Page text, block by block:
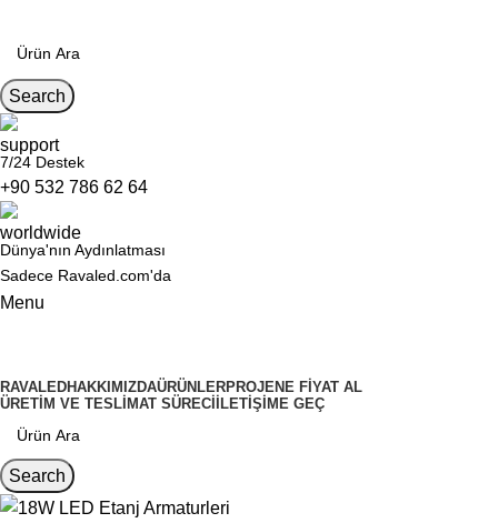
Search
7/24 Destek
+90 532 786 62 64
Dünya'nın Aydınlatması
Sadece Ravaled.com'da
Menu
RAVALEDHAKKIMIZDAÜRÜNLERPROJENE FIYAT AL
ÜRETIM VE TESLIMAT SÜRECI
İLETIŞIME GEÇ
Search